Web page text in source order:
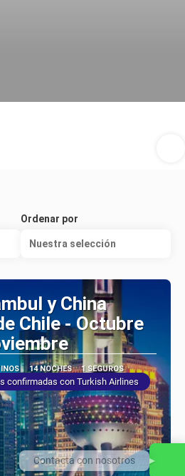
Ordenar por
Nuestra selección
y China
Chile - Octubre
14 NOCHES 1 SEGUROS
confirmadas con Turkish Airlines
Contacta con nosotros